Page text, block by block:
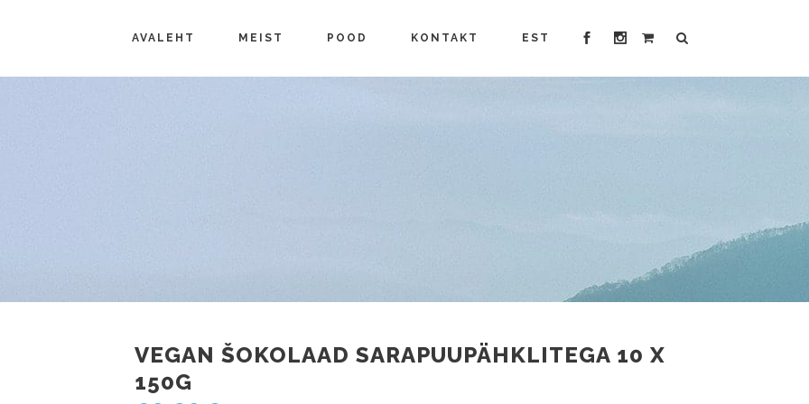
AVALEHT MEIST POOD KONTAKT EST
VEGAN ŠOKOLAAD SARAPUUPÄHKLITEGA 10 X
150G